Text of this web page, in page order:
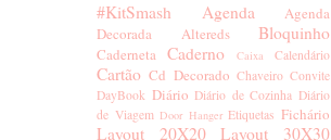
#KitSmash Agenda
Agenda
Decorada
Altereds Bloquinho
Caderneta Caderno Caixa Calendário
Cartão Cd Decorado Chaveiro Convite
DayBook Diário Diário de Cozinha Diário
de Viagem Door Hanger Etiquetas Fichário
Layout 20X20 Layout 30X30